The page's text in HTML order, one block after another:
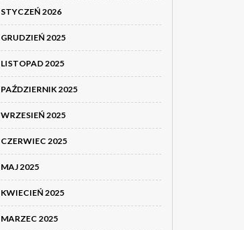
STYCZEŃ 2026
GRUDZIEŃ 2025
LISTOPAD 2025
PAŹDZIERNIK 2025
WRZESIEŃ 2025
CZERWIEC 2025
MAJ 2025
KWIECIEŃ 2025
MARZEC 2025